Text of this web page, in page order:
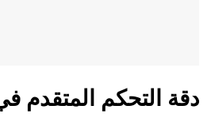
دقة التحكم المتقدم